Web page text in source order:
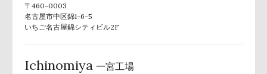
〒460-0003
名古屋市中区錦1-6-5
いちご名古屋錦シティビル2F
Ichinomiya 一宮工場